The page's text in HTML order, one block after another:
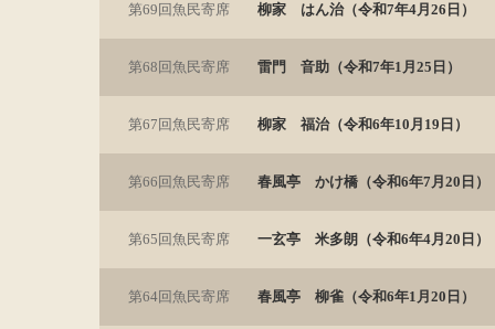
第69回魚民寄席 柳家 はん治（令和7年4月26日）
第68回魚民寄席 雷門 音助（令和7年1月25日）
第67回魚民寄席 柳家 福治（令和6年10月19日）
第66回魚民寄席 春風亭 かけ橋（令和6年7月20日）
第65回魚民寄席 一玄亭 米多朗（令和6年4月20日）
第64回魚民寄席 春風亭 柳雀（令和6年1月20日）